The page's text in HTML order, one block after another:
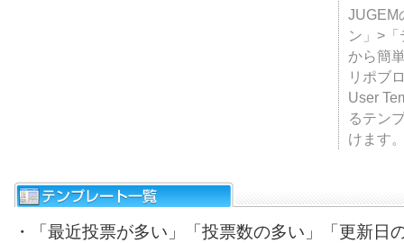
JUGEM
ン」>
から簡
リポブ
User
るテン
けます
・「最近投票が多い」「投票数の多い」「更新日